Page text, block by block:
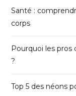
Santé :
corps
Pourquoi les
?
Top 5 des néons